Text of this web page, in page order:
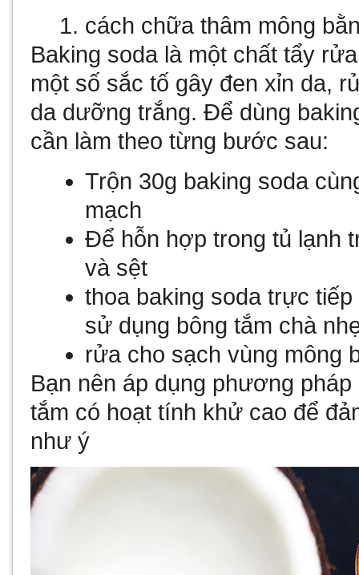
cách chữa thâm mông
Baking soda là một chất tẩy
một số sắc tố gây đen xỉn da,
da dưỡng trắng. Để dùng
cần làm theo từng bước sau:
Trộn 30g baking soda
mạch
Để hỗn hợp trong tủ lạnh
và sệt
thoa baking soda trực
sử dụng bông tắm chà
rửa cho sạch vùng mông
Bạn nên áp dụng phương
tắm có hoạt tính khử cao để
như ý